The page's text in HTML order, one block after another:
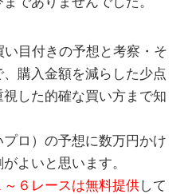
目付きの予想と考察・そ
購入金額を減らした少点
した的確な買い方まで知
ロ）の予想に数万円かけ
よいと思います。
６レースは無料提供して